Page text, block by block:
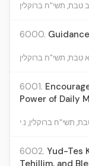
6000.
6001.
Power of Daily
6002. Yud-Tes
Tehillim, and